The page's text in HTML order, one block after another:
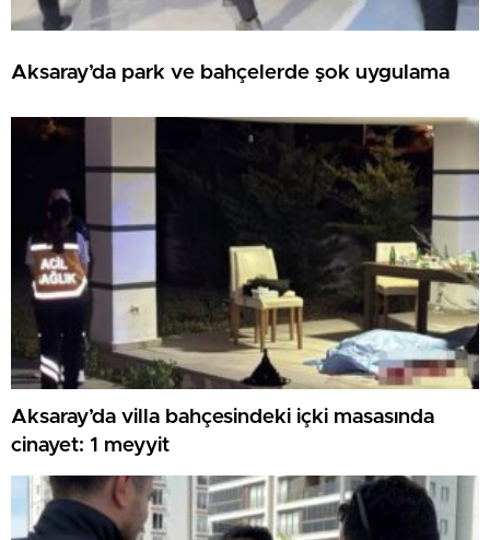
Aksaray’da park ve bahçelerde şok uygulama
Aksaray’da villa bahçesindeki içki masasında
cinayet: 1 meyyit